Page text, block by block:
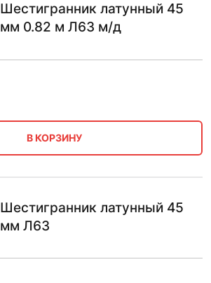
Шестигранник латунный 45
мм 0.82 м Л63 м/д
В КОРЗИНУ
Шестигранник латунный 45
мм Л63